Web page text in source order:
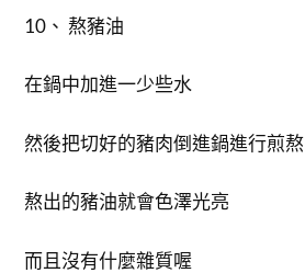
10、 熬豬油
在鍋中加進一少些水
然後把切好的豬肉倒進鍋進行煎熬
熬出的豬油就會色澤光亮
而且沒有什麼雜質喔